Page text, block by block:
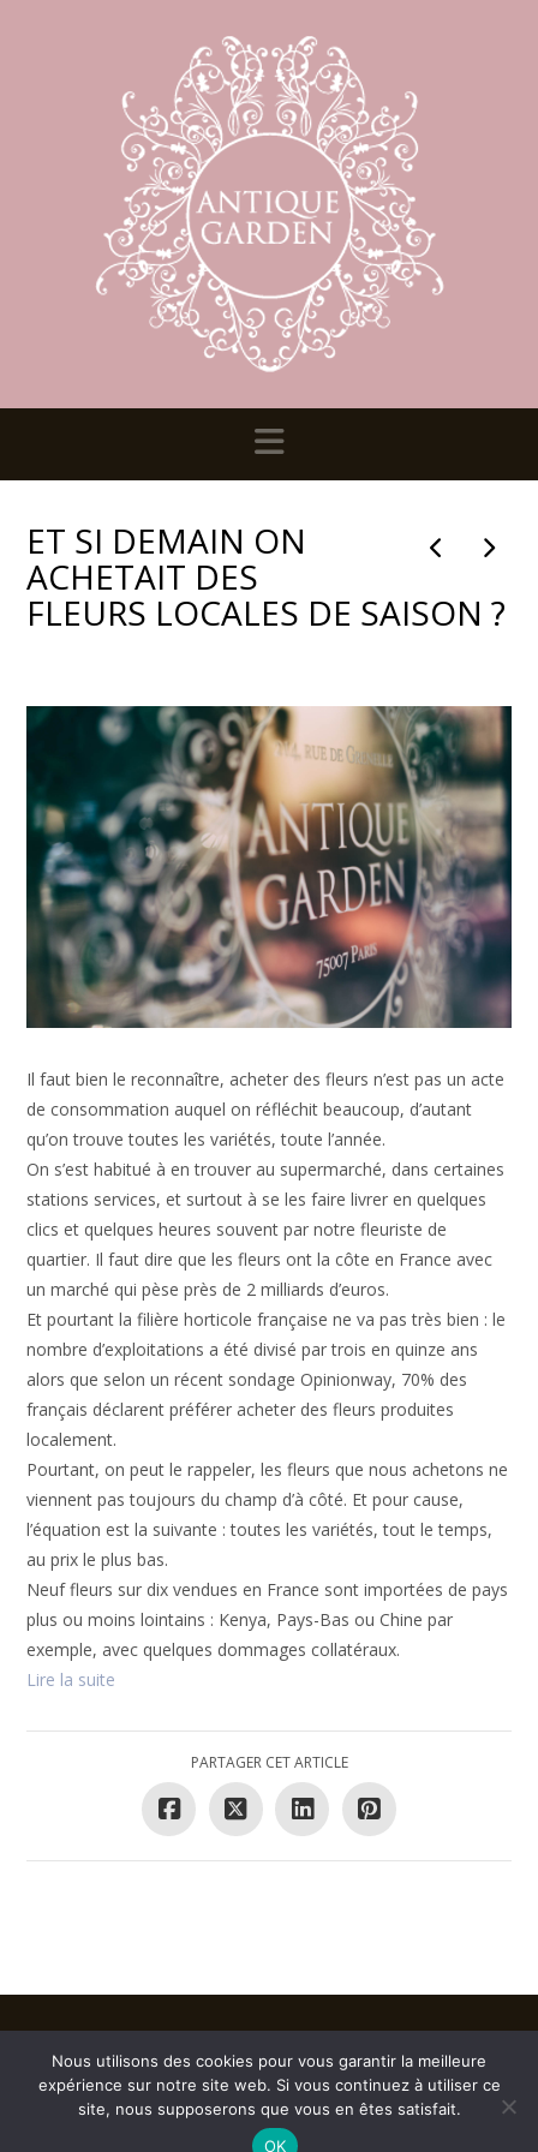
Navigation
ET SI DEMAIN ON
ACHETAIT DES
FLEURS LOCALES DE SAISON ?
Il faut bien le reconnaître, acheter des fleurs n’est pas un acte
de consommation auquel on réfléchit beaucoup, d’autant
qu’on trouve toutes les variétés, toute l’année.
On s’est habitué à en trouver au supermarché, dans certaines
stations services, et surtout à se les faire livrer en quelques
clics et quelques heures souvent par notre fleuriste de
quartier. Il faut dire que les fleurs ont la côte en France avec
un marché qui pèse près de 2 milliards d’euros.
Et pourtant la filière horticole française ne va pas très bien : le
nombre d’exploitations a été divisé par trois en quinze ans
alors que selon un récent sondage Opinionway, 70% des
français déclarent préférer acheter des fleurs produites
localement.
Pourtant, on peut le rappeler, les fleurs que nous achetons ne
viennent pas toujours du champ d’à côté. Et pour cause,
l’équation est la suivante : toutes les variétés, tout le temps,
au prix le plus bas.
Neuf fleurs sur dix vendues en France sont importées de pays
plus ou moins lointains : Kenya, Pays-Bas ou Chine par
exemple, avec quelques dommages collatéraux.
Lire la suite
PARTAGER CET ARTICLE
CONTACTEZ-NOUS
FACEBOOK
INSTAGRAM
Nous utilisons des cookies pour vous garantir la meilleure
expérience sur notre site web. Si vous continuez à utiliser ce
site, nous supposerons que vous en êtes satisfait.
OK